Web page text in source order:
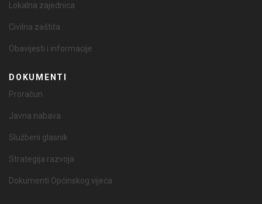
Lokalna zajednica
Civilna zaštita
Obavijesti i informacije
DOKUMENTI
Proračun
Javna nabava
Službeni glasnik
Strategija razvoja
Dokumenti Općinskog vijeća